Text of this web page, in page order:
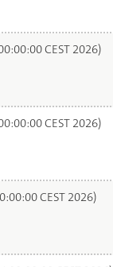
CEST 2026)
CEST 2026)
CEST 2026)